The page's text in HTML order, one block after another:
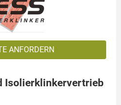
ANFORDERN
Isolierklinkervertrieb